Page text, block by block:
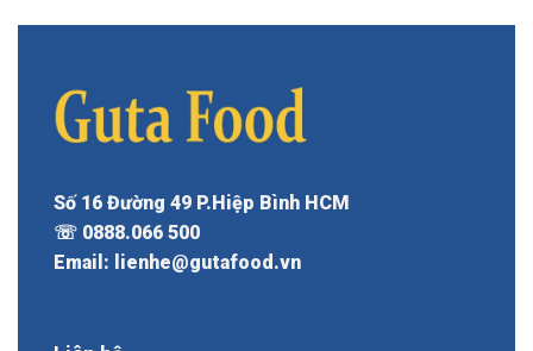
Số 16 Đường 49 P.Hiệp Bình HCM
☏ 0888.066 500
Email: lienhe@gutafood.vn